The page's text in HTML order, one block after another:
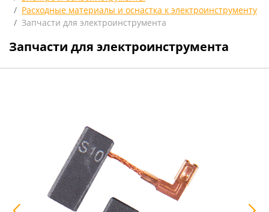
Расходные материалы и оснастка к электроинструменту
Запчасти для электроинструмента
Запчасти для электроинструмента